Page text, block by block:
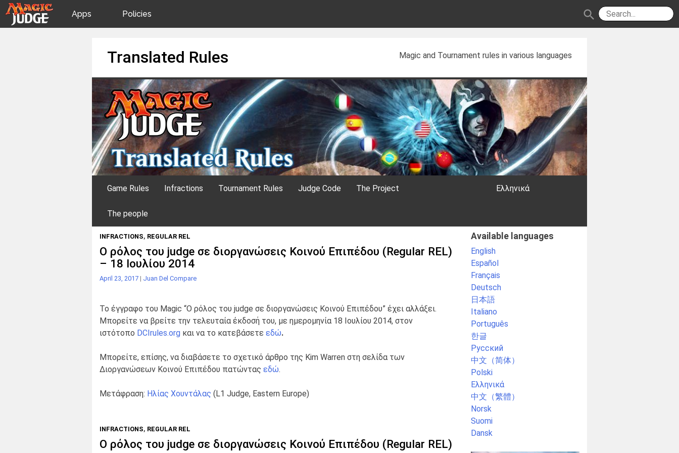
Apps Policies search
Translated Rules Magic and Tournament rules in various languages
Game Rules Infractions Tournament Rules Judge Code The Project
The people
Ελληνικά
INFRACTIONS, REGULAR REL
Ο ρόλος του judge σε διοργανώσεις Κοινού Επιπέδου (Regular REL)
– 18 Ιουλίου 2014
April 23, 2017 | Juan Del Compare
Το έγγραφο του Magic “Ο ρόλος του judge σε διοργανώσεις Κοινού Επιπέδου” έχει αλλάξει.
Μπορείτε να βρείτε την τελευταία έκδοσή του, με ημερομηνία 18 Ιουλίου 2014, στον
ιστότοπο DCIrules.org και να το κατεβάσετε εδώ.
Μπορείτε, επίσης, να διαβάσετε το σχετικό άρθρο της Kim Warren στη σελίδα των
Διοργανώσεων Κοινού Επιπέδου πατώντας εδώ.
Μετάφραση: Ηλίας Χουντάλας (L1 Judge, Eastern Europe)
INFRACTIONS, REGULAR REL
Ο ρόλος του judge σε διοργανώσεις Κοινού Επιπέδου (Regular REL)
Available languages
English
Español
Français
Deutsch
日本語
Italiano
Português
한글
Русский
中文（简体）
Polski
Ελληνικά
中文（繁體）
Norsk
Suomi
Dansk